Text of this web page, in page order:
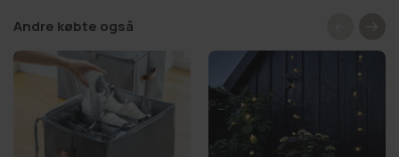
Andre købte også